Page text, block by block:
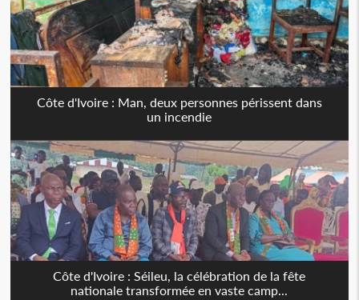
Côte d'Ivoire : Man, deux personnes périssent dans
un incendie
Côte d'Ivoire : Séileu, la célébration de la fête
nationale transformée en vaste camp...